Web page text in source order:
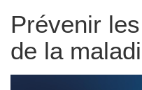
Prévenir
de la